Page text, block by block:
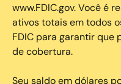
www.FDIC.gov. Você é
ativos totais em todos
FDIC para garantir que
de cobertura.
Seu saldo em dólares